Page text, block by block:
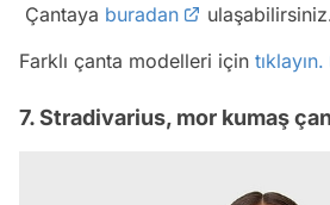
Çantaya buradan
Farklı çanta modelleri için tıklayın.
7. Stradivarius, mor kumaş